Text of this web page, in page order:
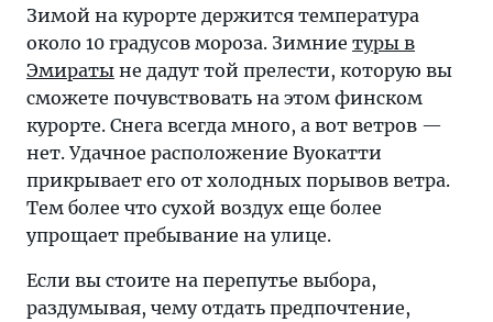
Зимой на курорте держится температура
около 10 градусов мороза. Зимние туры в
Эмираты не дадут той прелести, которую вы
сможете почувствовать на этом финском
курорте. Снега всегда много, а вот ветров —
нет. Удачное расположение Вуокатти
прикрывает его от холодных порывов ветра.
Тем более что сухой воздух еще более
упрощает пребывание на улице.
Если вы стоите на перепутье выбора,
раздумывая, чему отдать предпочтение,